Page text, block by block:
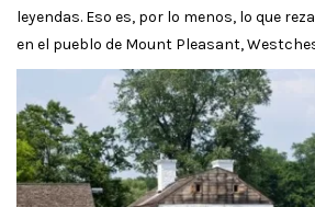
leyendas. Eso es, por lo menos, lo que
en el pueblo de Mount Pleasant,